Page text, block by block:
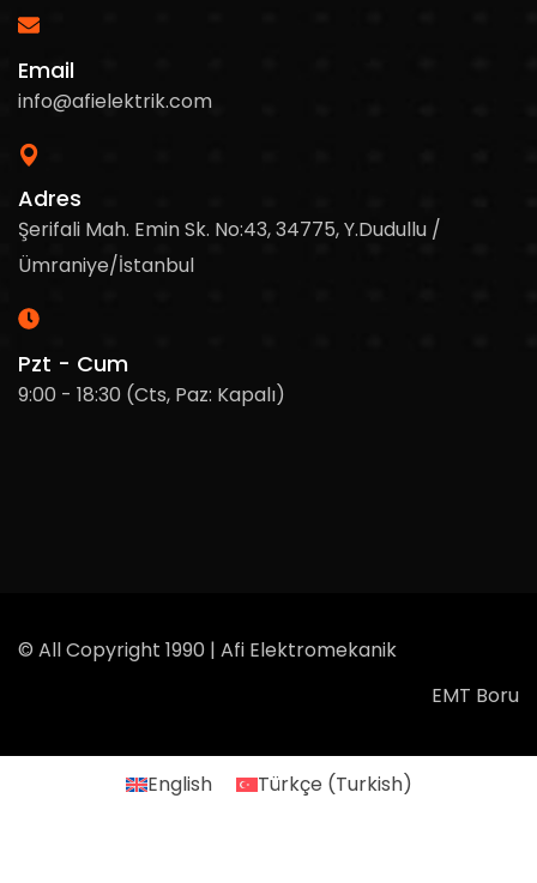
Email
info@afielektrik.com
Adres
Şerifali Mah. Emin Sk. No:43, 34775, Y.Dudullu /
Ümraniye/İstanbul
Pzt - Cum
9:00 - 18:30 (Cts, Paz: Kapalı)
© All Copyright 1990 | Afi Elektromekanik
EMT Boru
English Türkçe (Turkish)